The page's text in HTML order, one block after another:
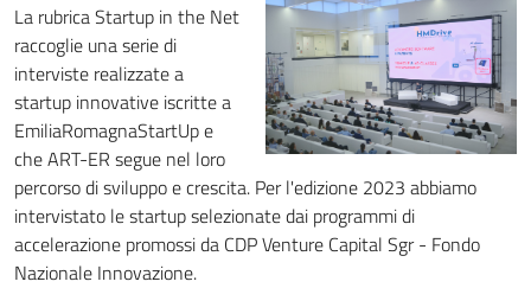
La rubrica Startup in the Net
raccoglie una serie di
interviste realizzate a
startup innovative iscritte a
EmiliaRomagnaStartUp e
che ART-ER segue nel loro
percorso di sviluppo e crescita. Per l'edizione 2023 abbiamo
intervistato le startup selezionate dai programmi di
accelerazione promossi da CDP Venture Capital Sgr - Fondo
Nazionale Innovazione.